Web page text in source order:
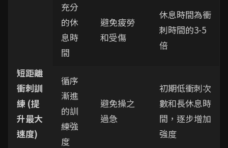
短距離
衝刺訓
練 (提
升最大
速度)
充分
的休
息時
間
避免疲勞
和受傷
休息時間為衝
刺時間的3-5
倍
循序
漸進
的訓
練強
度
避免操之
過急
初期低衝刺次
數和長休息時
間，逐步增加
強度